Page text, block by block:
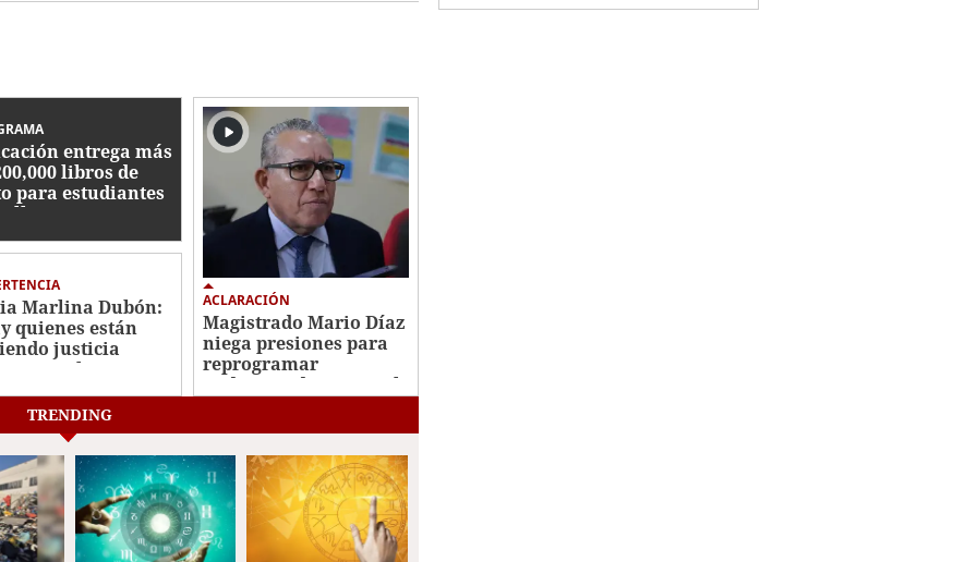
entrega más
libros de
para estudiantes
Marlina Dubón:
quienes están
justicia
en la CSJ"
ACLARACIÓN
Magistrado Mario Díaz
niega presiones para
reprogramar
audiencia de Roosevelt
TRENDING